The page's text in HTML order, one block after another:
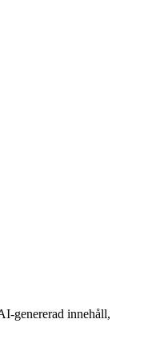
genererad innehåll,